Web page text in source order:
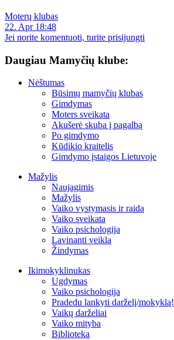
Moterų klubas
22. Apr 18:48
Jei norite komentuoti, turite prisijungti
Daugiau Mamyčių klube:
Nėštumas
Būsimų mamyčių klubas
Gimdymas
Moters sveikata
Akušerė skuba į pagalbą
Po gimdymo
Kūdikio kraitelis
Gimdymo įstaigos Lietuvoje
Mažylis
Naujagimis
Mažylis
Vaiko vystymasis ir raida
Vaiko sveikata
Vaiko psichologija
Lavinanti veikla
Žindymas
Ikimokyklinukas
Ugdymas
Vaiko psichologija
Pradedu lankyti darželį/mokyklą!
Vaikų darželiai
Vaiko mityba
Biblioteka